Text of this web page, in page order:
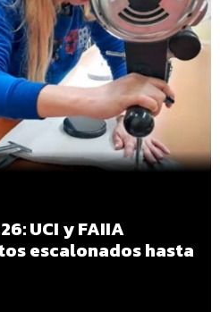
UCI y FAIIA
escalonados hasta